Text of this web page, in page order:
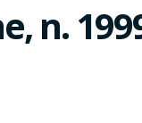
n.